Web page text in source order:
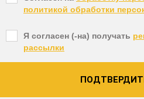
политикой обработки
Я согласен (-на) получать
рассылки